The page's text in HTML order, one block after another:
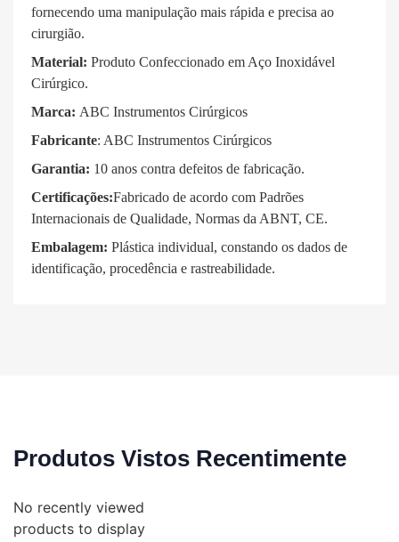
fornecendo uma manipulação mais rápida e precisa ao
cirurgião.
Material: Produto Confeccionado em Aço Inoxidável
Cirúrgico.
Marca: ABC Instrumentos Cirúrgicos
Fabricante: ABC Instrumentos Cirúrgicos
Garantia: 10 anos contra defeitos de fabricação.
Certificações:Fabricado de acordo com Padrões
Internacionais de Qualidade, Normas da ABNT, CE.
Embalagem: Plástica individual, constando os dados de
identificação, procedência e rastreabilidade.
Produtos Vistos Recentimente
No recently viewed
products to display